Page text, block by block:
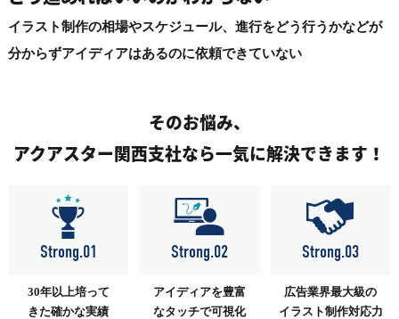
イラスト制作の相場やスケジュール、進行をどう行うかなどが
分からずアイディアはあるのに依頼できていない
そのお悩み、
アクアスター関西支社なら一気に解決できます！
Strong.01
30年以上培って
きた確かな実績
Strong.02
アイディアを豊富
なタッチで可視化
Strong.03
広告業界最大級の
イラスト制作対応力